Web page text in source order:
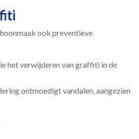
ook preventieve
het verwijderen van graffiti in de
ontmoedigt vandalen, aangezien